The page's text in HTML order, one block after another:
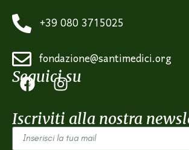
+39 080 3715025
fondazione@santimedici.org
Seguici su
Iscriviti alla nostra